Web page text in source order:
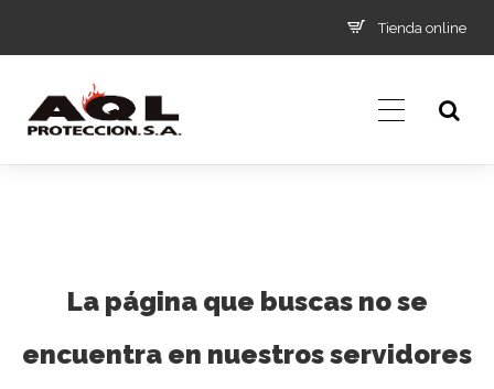
Tienda online
La página que buscas no se
encuentra en nuestros servidores